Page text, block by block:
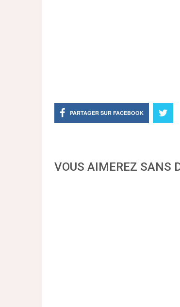
PARTAGER SUR FACEBOOK
VOUS AIMEREZ SANS